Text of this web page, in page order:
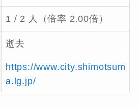
1 / 2 人（倍率 2.00倍）
逝去
https://www.city.shimotsum
a.lg.jp/